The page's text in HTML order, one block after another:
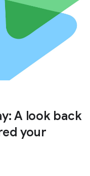
A look back
your